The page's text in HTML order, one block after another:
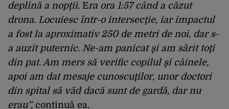
deplină a nopţii. Era ora 1:57 când a căzut
drona. Locuiesc într-o intersecţie, iar impactul
a fost la aproximativ 250 de metri de noi, dar s-
a auzit puternic. Ne-am panicat şi am sărit toţi
din pat. Am mers să verific copilul şi câinele,
apoi am dat mesaje cunoscuţilor, unor doctori
din spital să văd dacă sunt de gardă, dar nu
erau”,continuă ea.